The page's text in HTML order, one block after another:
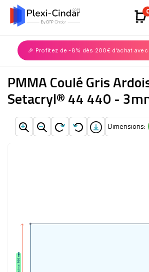
🎉 Profitez de -8% dès 200€ d’achat avec
PMMA Coulé Gris
Setacryl® 44 440 -
Dimensions:
Dimensions:
Hauteur:
100 mm